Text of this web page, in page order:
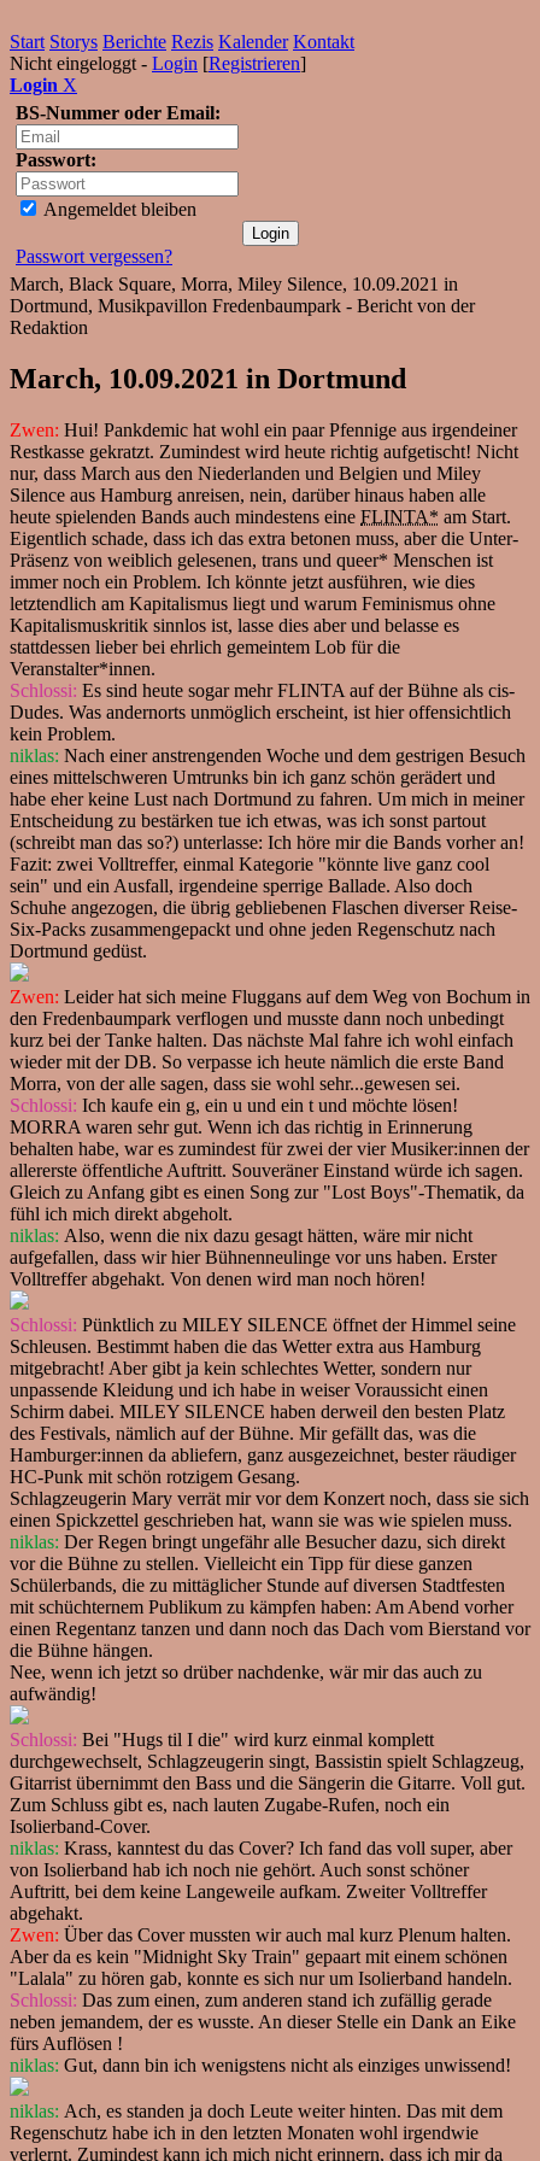
Start Storys Berichte Rezis Kalender Kontakt
Nicht eingeloggt - Login [Registrieren]
Login X
BS-Nummer oder Email:
Passwort:
Angemeldet bleiben
Passwort vergessen?
March, Black Square, Morra, Miley Silence, 10.09.2021 in
Dortmund, Musikpavillon Fredenbaumpark - Bericht von der
Redaktion
March, 10.09.2021 in Dortmund
Zwen: Hui! Pankdemic hat wohl ein paar Pfennige aus irgendeiner
Restkasse gekratzt. Zumindest wird heute richtig aufgetischt! Nicht
nur, dass March aus den Niederlanden und Belgien und Miley
Silence aus Hamburg anreisen, nein, darüber hinaus haben alle
heute spielenden Bands auch mindestens eine FLINTA* am Start.
Eigentlich schade, dass ich das extra betonen muss, aber die Unter-
Präsenz von weiblich gelesenen, trans und queer* Menschen ist
immer noch ein Problem. Ich könnte jetzt ausführen, wie dies
letztendlich am Kapitalismus liegt und warum Feminismus ohne
Kapitalismuskritik sinnlos ist, lasse dies aber und belasse es
stattdessen lieber bei ehrlich gemeintem Lob für die
Veranstalter*innen.
Schlossi: Es sind heute sogar mehr FLINTA auf der Bühne als cis-
Dudes. Was andernorts unmöglich erscheint, ist hier offensichtlich
kein Problem.
niklas: Nach einer anstrengenden Woche und dem gestrigen Besuch
eines mittelschweren Umtrunks bin ich ganz schön gerädert und
habe eher keine Lust nach Dortmund zu fahren. Um mich in meiner
Entscheidung zu bestärken tue ich etwas, was ich sonst partout
(schreibt man das so?) unterlasse: Ich höre mir die Bands vorher an!
Fazit: zwei Volltreffer, einmal Kategorie "könnte live ganz cool
sein" und ein Ausfall, irgendeine sperrige Ballade. Also doch
Schuhe angezogen, die übrig gebliebenen Flaschen diverser Reise-
Six-Packs zusammengepackt und ohne jeden Regenschutz nach
Dortmund gedüst.
Zwen: Leider hat sich meine Fluggans auf dem Weg von Bochum in
den Fredenbaumpark verflogen und musste dann noch unbedingt
kurz bei der Tanke halten. Das nächste Mal fahre ich wohl einfach
wieder mit der DB. So verpasse ich heute nämlich die erste Band
Morra, von der alle sagen, dass sie wohl sehr...gewesen sei.
Schlossi: Ich kaufe ein g, ein u und ein t und möchte lösen!
MORRA waren sehr gut. Wenn ich das richtig in Erinnerung
behalten habe, war es zumindest für zwei der vier Musiker:innen der
allererste öffentliche Auftritt. Souveräner Einstand würde ich sagen.
Gleich zu Anfang gibt es einen Song zur "Lost Boys"-Thematik, da
fühl ich mich direkt abgeholt.
niklas: Also, wenn die nix dazu gesagt hätten, wäre mir nicht
aufgefallen, dass wir hier Bühnenneulinge vor uns haben. Erster
Volltreffer abgehakt. Von denen wird man noch hören!
Schlossi: Pünktlich zu MILEY SILENCE öffnet der Himmel seine
Schleusen. Bestimmt haben die das Wetter extra aus Hamburg
mitgebracht! Aber gibt ja kein schlechtes Wetter, sondern nur
unpassende Kleidung und ich habe in weiser Voraussicht einen
Schirm dabei. MILEY SILENCE haben derweil den besten Platz
des Festivals, nämlich auf der Bühne. Mir gefällt das, was die
Hamburger:innen da abliefern, ganz ausgezeichnet, bester räudiger
HC-Punk mit schön rotzigem Gesang.
Schlagzeugerin Mary verrät mir vor dem Konzert noch, dass sie sich
einen Spickzettel geschrieben hat, wann sie was wie spielen muss.
niklas: Der Regen bringt ungefähr alle Besucher dazu, sich direkt
vor die Bühne zu stellen. Vielleicht ein Tipp für diese ganzen
Schülerbands, die zu mittäglicher Stunde auf diversen Stadtfesten
mit schüchternem Publikum zu kämpfen haben: Am Abend vorher
einen Regentanz tanzen und dann noch das Dach vom Bierstand vor
die Bühne hängen.
Nee, wenn ich jetzt so drüber nachdenke, wär mir das auch zu
aufwändig!
Schlossi: Bei "Hugs til I die" wird kurz einmal komplett
durchgewechselt, Schlagzeugerin singt, Bassistin spielt Schlagzeug,
Gitarrist übernimmt den Bass und die Sängerin die Gitarre. Voll gut.
Zum Schluss gibt es, nach lauten Zugabe-Rufen, noch ein
Isolierband-Cover.
niklas: Krass, kanntest du das Cover? Ich fand das voll super, aber
von Isolierband hab ich noch nie gehört. Auch sonst schöner
Auftritt, bei dem keine Langeweile aufkam. Zweiter Volltreffer
abgehakt.
Zwen: Über das Cover mussten wir auch mal kurz Plenum halten.
Aber da es kein "Midnight Sky Train" gepaart mit einem schönen
"Lalala" zu hören gab, konnte es sich nur um Isolierband handeln.
Schlossi: Das zum einen, zum anderen stand ich zufällig gerade
neben jemandem, der es wusste. An dieser Stelle ein Dank an Eike
fürs Auflösen !
niklas: Gut, dann bin ich wenigstens nicht als einziges unwissend!
niklas: Ach, es standen ja doch Leute weiter hinten. Das mit dem
Regenschutz habe ich in den letzten Monaten wohl irgendwie
verlernt. Zumindest kann ich mich nicht erinnern, dass ich mir da